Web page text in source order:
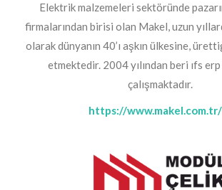
Elektrik malzemeleri sektöründe
firmalarından birisi olan Makel, uzun
olarak dünyanın 40’ı aşkın ülkesine,
etmektedir. 2004 yılından beri ıfs
çalışmaktadır.
https://